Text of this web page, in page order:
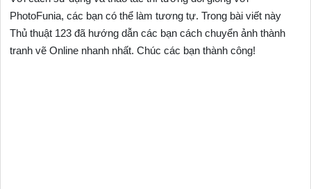
PhotoFunia, các bạn có thể làm tương tự. Trong bài viết này
Thủ thuật 123 đã hướng dẫn các bạn cách chuyển ảnh thành
tranh vẽ Online nhanh nhất. Chúc các bạn thành công!